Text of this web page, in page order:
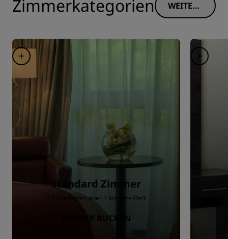
Zimmerkategorien
WEITERE
INFORM
Standard Zimmer
2 Einzelbetten oder 1 Kingsize-Bett
ZIMMER BUCHEN